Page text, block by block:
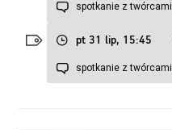
spotkanie z twórcami
pt 31 lip, 15:45
spotkanie z twórcami